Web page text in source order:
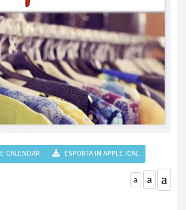
CALENDAR ESPORTA IN APPLE ICAL
a a a